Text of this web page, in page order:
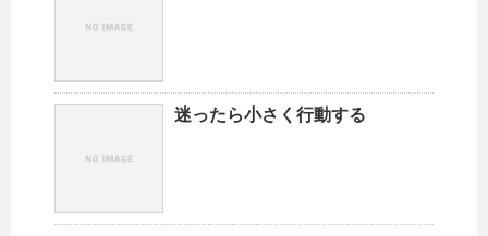
迷ったら小さく行動する